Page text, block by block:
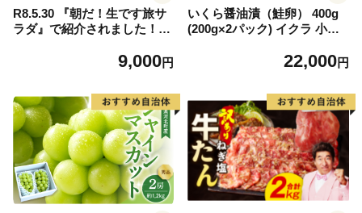
R8.5.30 『朝だ！生です旅サ
ラダ』で紹介されました！朝
生ハム ×3パック（1パックあ
9,000円
いくら醤油漬（鮭卵） 400g
(200g×2パック) イクラ 小分
くら醤油漬け 鮭 鮭卵 ikura
大好評品 北海道 白糠町
22,000円